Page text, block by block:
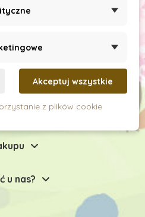
u nas?
Akceptuj wszystkie
z plików cookie